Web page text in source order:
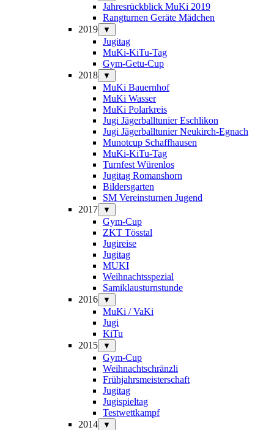
Jahresrückblick MuKi 2019
Rangturnen Geräte Mädchen
2019
▼
Jugitag
MuKi-KiTu-Tag
Gym-Getu-Cup
2018
▼
MuKi Bauernhof
MuKi Wasser
MuKi Polarkreis
Jugi Jägerballtunier Eschlikon
Jugi Jägerballtunier Neukirch-Egnach
Munotcup Schaffhausen
MuKi-KiTu-Tag
Turnfest Würenlos
Jugitag Romanshorn
Bildersgarten
SM Vereinsturnen Jugend
2017
▼
Gym-Cup
ZKT Tösstal
Jugireise
Jugitag
MUKI
Weihnachtsspezial
Samiklausturnstunde
2016
▼
MuKi / VaKi
Jugi
KiTu
2015
▼
Gym-Cup
Weihnachtschränzli
Frühjahrsmeisterschaft
Jugitag
Jugispieltag
Testwettkampf
2014
▼